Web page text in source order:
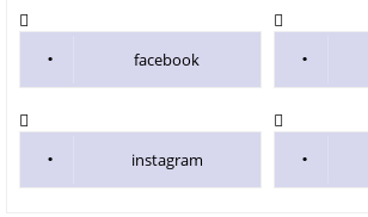
facebook
instagram